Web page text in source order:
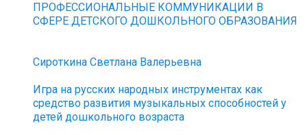
ПРОФЕССИОНАЛЬНЫЕ КОММУНИКАЦИИ В
СФЕРЕ ДЕТСКОГО ДОШКОЛЬНОГО ОБРАЗОВАНИЯ
Сироткина Светлана Валерьевна
Игра на русских народных инструментах как
средство развития музыкальных способностей у
детей дошкольного возраста